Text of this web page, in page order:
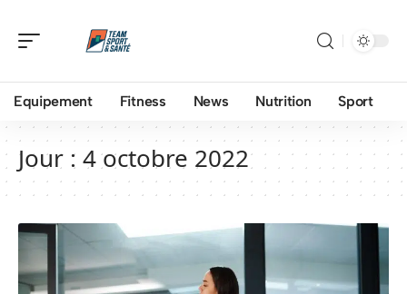
Equipement Fitness News Nutrition Sport
Jour : 4 octobre 2022